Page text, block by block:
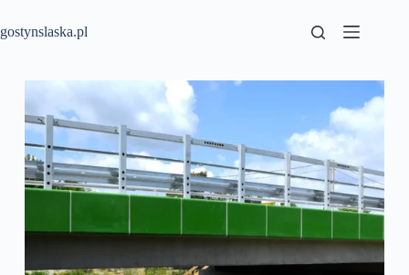
treści
gostynslaska.pl